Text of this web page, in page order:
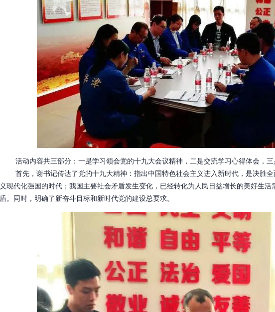
活动内容共三部分：一是学习领会党的十九大会议精神，二是交流学习心得体会，三
首先，谢书记传达了党的十九大精神：指出中国特色社会主义进入新时代，是决胜全
义现代化强国的时代；我国主要社会矛盾发生变化，已经转化为人民日益增长的美好生
盾。同时，明确了新奋斗目标和新时代党的建设总要求。